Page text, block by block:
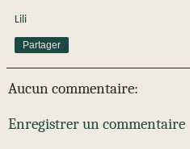
Lili
Partager
Aucun commentaire:
Enregistrer un commentaire